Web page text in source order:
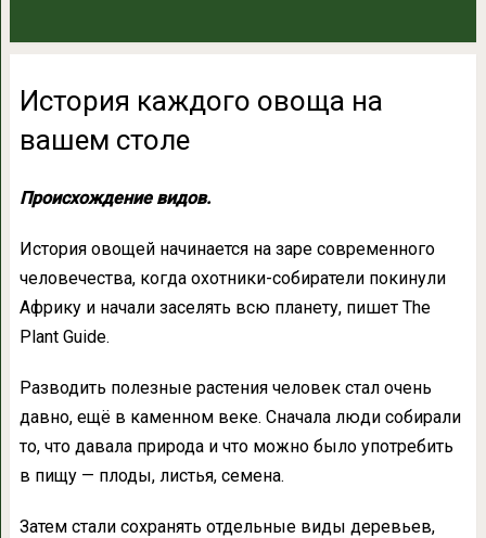
История каждого овоща на
вашем столе
Происхождение видов.
История овощей начинается на заре современного
человечества, когда охотники-собиратели покинули
Африку и начали заселять всю планету, пишет The
Plant Guide.
Разводить полезные растения человек стал очень
давно, ещё в каменном веке. Сначала люди собирали
то, что давала природа и что можно было употребить
в пищу — плоды, листья, семена.
Затем стали сохранять отдельные виды деревьев,